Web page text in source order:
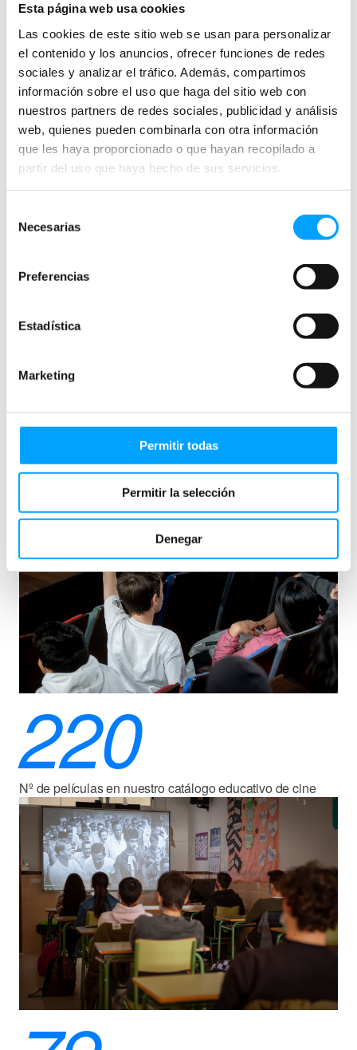
Esta página web usa cookies
Las cookies de este sitio web se usan para personalizar
el contenido y los anuncios, ofrecer funciones de redes
sociales y analizar el tráfico. Además, compartimos
información sobre el uso que haga del sitio web con
nuestros partners de redes sociales, publicidad y análisis
web, quienes pueden combinarla con otra información
que les haya proporcionado o que hayan recopilado a
partir del uso que haya hecho de sus servicios.
Necesarias
Preferencias
Estadística
Marketing
Permitir todas
Permitir la selección
Denegar
632
Nº de docentes participantes en actividades del curso
24/25
15.000
Nº de consultas a los materiales didácticos en el curso
24/25
220
Nº de películas en nuestro catálogo educativo de cine